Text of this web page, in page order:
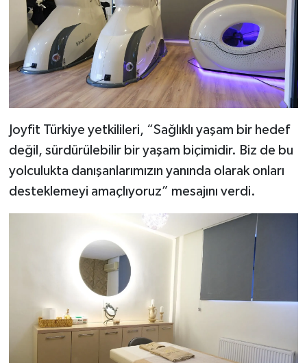
Joyfit Türkiye yetkilileri, “Sağlıklı yaşam bir hedef
değil, sürdürülebilir bir yaşam biçimidir. Biz de bu
yolculukta danışanlarımızın yanında olarak onları
desteklemeyi amaçlıyoruz” mesajını verdi.